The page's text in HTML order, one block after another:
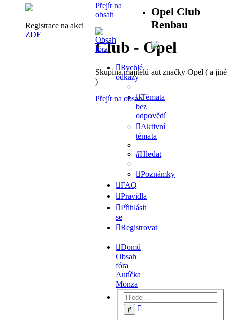
Registrace na akci
ZDE
Přejít na
obsah
Club - Opel
Skupina majitelů aut značky Opel ( a jiné
)
Přejít na obsah
Rychlé
odkazy
Témata
bez
odpovědí
Aktivní
témata
Hledat
Poznámky
FAQ
Pravidla
Přihlásit
se
Registrovat
Domů
Obsah
fóra
Autíčka
Monza
Hledat
Opel Club
Renbau